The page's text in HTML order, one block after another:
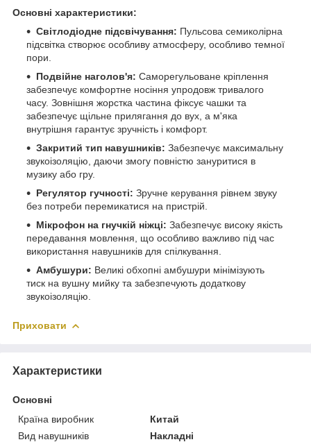
Основні характеристики:
Світлодіодне підсвічування: Пульсова семиколірна
підсвітка створює особливу атмосферу, особливо темної
пори.
Подвійне наголов'я: Саморегульоване кріплення
забезпечує комфортне носіння упродовж тривалого
часу. Зовнішня жорстка частина фіксує чашки та
забезпечує щільне прилягання до вух, а м'яка
внутрішня гарантує зручність і комфорт.
Закритий тип навушників: Забезпечує максимальну
звукоізоляцію, даючи змогу повністю зануритися в
музику або гру.
Регулятор гучності: Зручне керування рівнем звуку
без потреби перемикатися на пристрій.
Мікрофон на гнучкій ніжці: Забезпечує високу якість
передавання мовлення, що особливо важливо під час
використання навушників для спілкування.
Амбушури: Великі обхопні амбушури мінімізують
тиск на вушну мийку та забезпечують додаткову
звукоізоляцію.
Приховати
Характеристики
Основні
Країна виробник
Китай
Вид навушників
Накладні